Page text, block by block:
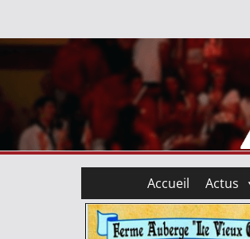
Accueil Actus